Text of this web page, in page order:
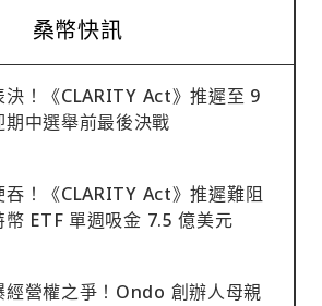
桑幣快訊
決！《CLARITY Act》推遲至 9
中選舉前最後決戰
！《CLARITY Act》推遲難阻
ETF 單週吸金 7.5 億美元
經營權之爭！Ondo 創辦人母親